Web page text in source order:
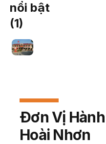
nổi bật
(1)
Đơn Vị
Hoài Nhơn